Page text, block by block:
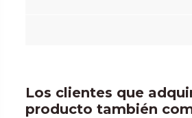
Los clientes que
producto también